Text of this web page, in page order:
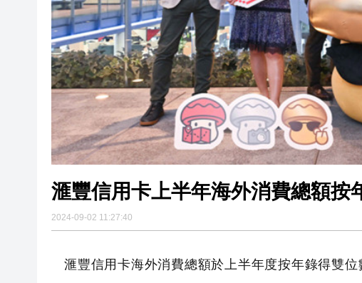
滙豐信用卡上半年海外消費總額按
2024-09-02 11:27:40
滙豐信用卡海外消費總額於上半年度按年錄得雙